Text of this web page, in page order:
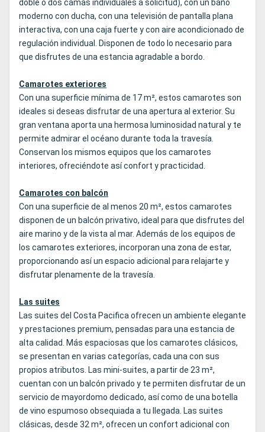
doble o dos camas individuales a solicitud), con un baño
moderno con ducha, con una televisión de pantalla plana
interactiva, con una caja fuerte y con aire acondicionado de
regulación individual. Disponen de todo lo necesario para
que disfrutes de una estancia agradable a bordo.
Camarotes exteriores
Con una superficie mínima de 17 m², estos camarotes son
ideales si deseas disfrutar de una apertura al exterior. Su
gran ventana aporta una hermosa luminosidad natural y te
permite admirar el océano durante toda la travesía.
Conservan los mismos equipos que los camarotes
interiores, ofreciéndote así confort y practicidad.
Camarotes con balcón
Con una superficie de al menos 20 m², estos camarotes
disponen de un balcón privativo, ideal para que disfrutes del
aire marino y de la vista al mar. Además de los equipos de
los camarotes exteriores, incorporan una zona de estar,
proporcionando así un espacio adicional para relajarte y
disfrutar plenamente de la travesía.
Las suites
Las suites del Costa Pacifica ofrecen un ambiente elegante
y prestaciones premium, pensadas para una estancia de
alta calidad. Más espaciosas que los camarotes clásicos,
se presentan en varias categorías, cada una con sus
propios atributos. Las mini-suites, a partir de 23 m²,
cuentan con un balcón privado y te permiten disfrutar de un
servicio de mayordomo dedicado, así como de una botella
de vino espumoso obsequiada a tu llegada. Las suites
clásicas, desde 32 m², ofrecen un confort adicional con